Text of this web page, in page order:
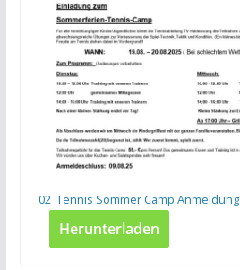
02_Tennis Sommer Camp Anmeldung
Herunterladen